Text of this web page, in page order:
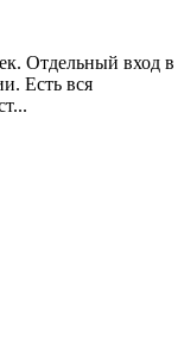
Отдельный вход в
Есть вся